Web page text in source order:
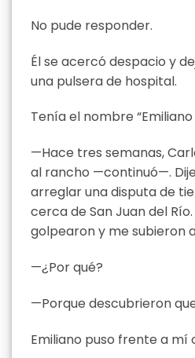
No pude responder.
Él se acercó despacio y
una pulsera de hospital.
Tenía el nombre “Emiliano
—Hace tres semanas,
al rancho —continuó—.
arreglar una disputa de
cerca de San Juan del
golpearon y me subieron
—¿Por qué?
—Porque descubrieron
Emiliano puso frente a